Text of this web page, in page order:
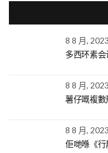
8 8 月, 2023
多西环素
8 8 月, 2023
薯仔嘅複數
8 8 月, 2023
佢哋喺《行